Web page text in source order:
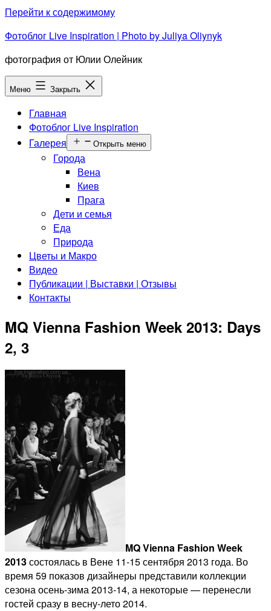
Перейти к содержимому
Фотоблог Live Inspiration | Photo by Juliya Oliynyk
фотография от Юлии Олейник
Меню Закрыть
Главная
Фотоблог Live Inspiration
Галерея
Открыть меню
Города
Вена
Киев
Прага
Дети и семья
Еда
Природа
Цветы и Макро
Видео
Публикации | Выставки | Отзывы
Контакты
MQ Vienna Fashion Week 2013: Days
2, 3
MQ Vienna Fashion Week
2013состоялась в Вене 11-15 сентября 2013 года. Во
время 59 показов дизайнеры представили коллекции
сезона осень-зима 2013-14, а некоторые — перенесли
гостей сразу в весну-лето 2014.